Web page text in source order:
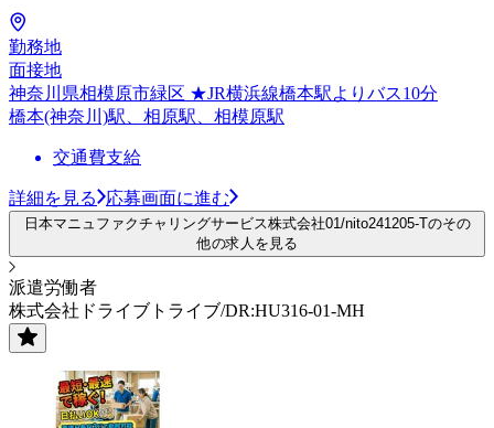
勤務地
面接地
神奈川県相模原市緑区 ★JR横浜線橋本駅よりバス10分
橋本(神奈川)駅、相原駅、相模原駅
交通費支給
詳細を見る 応募画面に進む
日本マニュファクチャリングサービス株式会社01/nito241205-Tのその
他の求人を見る
派遣労働者
株式会社ドライブトライブ/DR:HU316-01-MH